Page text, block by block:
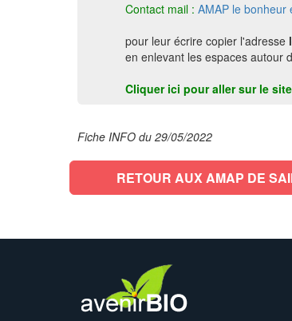
Contact mail : AMAP le bonheur
pour leur écrire copier l'adresse
en enlevant les espaces autour
Cliquer ici pour aller sur le site
Fiche INFO du 29/05/2022
RETOUR AUX AMAP DE